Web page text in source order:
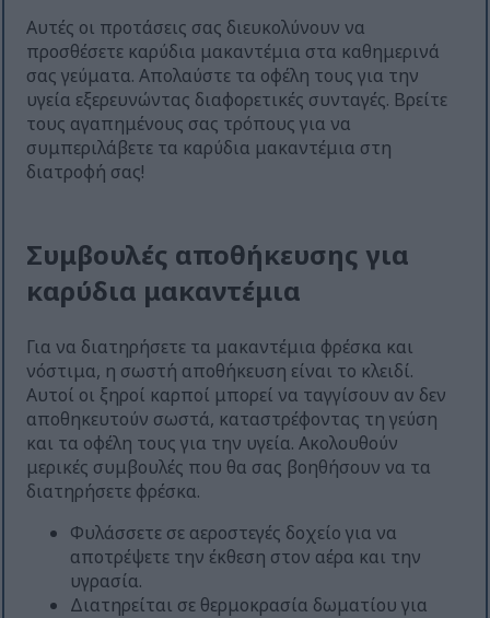
Αυτές οι προτάσεις σας διευκολύνουν να
προσθέσετε καρύδια μακαντέμια στα καθημερινά
σας γεύματα. Απολαύστε τα οφέλη τους για την
υγεία εξερευνώντας διαφορετικές συνταγές. Βρείτε
τους αγαπημένους σας τρόπους για να
συμπεριλάβετε τα καρύδια μακαντέμια στη
διατροφή σας!
Συμβουλές αποθήκευσης για
καρύδια μακαντέμια
Για να διατηρήσετε τα μακαντέμια φρέσκα και
νόστιμα, η σωστή αποθήκευση είναι το κλειδί.
Αυτοί οι ξηροί καρποί μπορεί να ταγγίσουν αν δεν
αποθηκευτούν σωστά, καταστρέφοντας τη γεύση
και τα οφέλη τους για την υγεία. Ακολουθούν
μερικές συμβουλές που θα σας βοηθήσουν να τα
διατηρήσετε φρέσκα.
Φυλάσσετε σε αεροστεγές δοχείο για να
αποτρέψετε την έκθεση στον αέρα και την
υγρασία.
Διατηρείται σε θερμοκρασία δωματίου για